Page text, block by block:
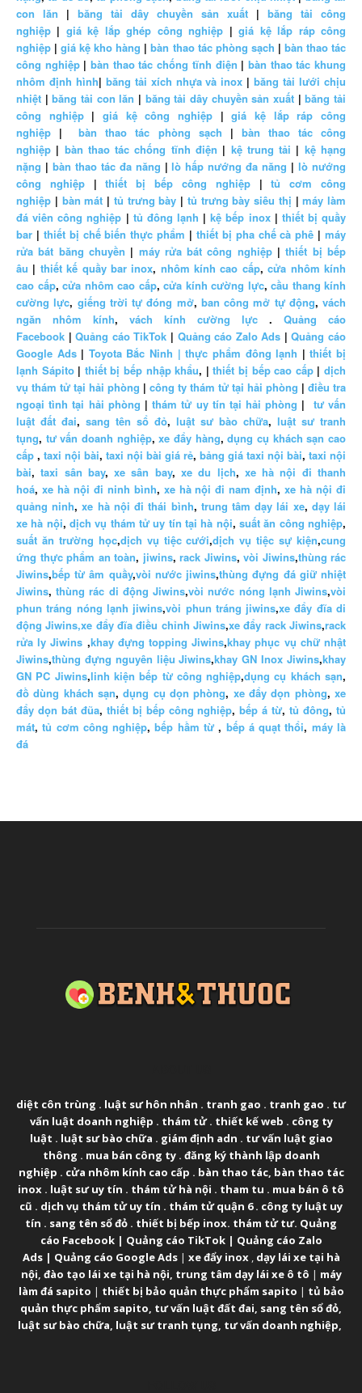
con lăn | băng tải dây chuyền sản xuất | băng tải công
nghiệp | giá kệ lắp ghép công nghiệp |giá kệ lắp ráp công
nghiệp |giá kệ kho hàng |bàn thao tác phòng sạch | bàn thao tác
công nghiệp|bàn thao tác chống tĩnh điện | bàn thao tác khung
nhôm định hình| băng tải xích nhựa và inox |băng tải lưới chịu
nhiệt |băng tải con lăn | băng tải dây chuyền sản xuất |băng tải
công nghiệp|giá kệ công nghiệp |giá kệ lắp ráp công
nghiệp |bàn thao tác phòng sạch | bàn thao tác công
nghiệp | bàn thao tác chống tĩnh điện | kệ trung tải | kệ hạng
nặng | bàn thao tác đa năng |lò hấp nướng đa năng |lò nướng
công nghiệp|thiết bị bếp công nghiệp|tủ cơm công
nghiệp | bàn mát | tủ trưng bày | tủ trưng bày siêu thị |máy làm
đá viên công nghiệp | tủ đông lạnh |kệ bếp inox| thiết bị quầy
bar | thiết bị chế biến thực phẩm | thiết bị pha chế cà phê | máy
rửa bát băng chuyền | máy rửa bát công nghiệp|thiết bị bếp
âu | thiết kế quầy bar inox, nhôm kính cao cấp,cửa nhôm kính
cao cấp, cửa nhôm cao cấp, cửa kính cường lực, cầu thang kính
cường lực, giếng trời tự đóng mở, ban công mở tự động, vách
ngăn nhôm kính, vách kính cường lực . Quảng cáo
Facebook |Quảng cáo TikTok | Quảng cáo Zalo Ads |Quảng cáo
Google Ads| Toyota Bắc Ninh | thực phẩm đông lạnh |thiết bị
lạnh Sápito | thiết bị bếp nhập khẩu, |thiết bị bếp cao cấp|dịch
vụ thám tử tại hải phòng | công ty thám tử tại hải phòng | điều tra
ngoại tình tại hải phòng |thám tử uy tín tại hải phòng | tư vấn
luật đất đai, sang tên sổ đỏ, luật sư bào chữa, luật sư tranh
tụng, tư vấn doanh nghiệp,xe đẩy hàng,dụng cụ khách sạn cao
cấp , taxi nội bài, taxi nội bài giá rẻ, bảng giá taxi nội bài, taxi nội
bài,taxi sân bay,xe sân bay,xe du lịch, xe hà nội đi thanh
hoá, xe hà nội đi ninh bình, xe hà nội đi nam định,xe hà nội đi
quảng ninh,xe hà nội đi thái bình, trung tâm dạy lái xe, dạy lái
xe hà nội,dịch vụ thám tử uy tín tại hà nội,suất ăn công nghiệp,
suất ăn trường học,dịch vụ tiệc cưới,dịch vụ tiệc sự kiện,cung
ứng thực phẩm an toàn, jiwins, rack Jiwins, vòi Jiwins,thùng rác
Jiwins,bếp từ âm quầy,vòi nước jiwins,thùng đựng đá giữ nhiệt
Jiwins,thùng rác di động Jiwins,vòi nước nóng lạnh Jiwins,vòi
phun tráng nóng lạnh jiwins,vòi phun tráng jiwins,xe đẩy đĩa di
động Jiwins,xe đẩy đĩa điều chỉnh Jiwins,xe đẩy rack Jiwins,rack
rửa ly Jiwins ,khay đựng topping Jiwins,khay phục vụ chữ nhật
Jiwins,thùng đựng nguyên liệu Jiwins,khay GN Inox Jiwins,khay
GN PC Jiwins,linh kiện bếp từ công nghiệp,dụng cụ khách sạn,
đồ dùng khách sạn,dụng cụ dọn phòng, xe đẩy dọn phòng,xe
đẩy dọn bát đũa, thiết bị bếp công nghiệp,bếp á từ,tủ đông,tủ
mát,tủ cơm công nghiệp,bếp hầm từ , bếp á quạt thổi, máy là
đá
diệt côn trùng . luật sư hôn nhân . tranh gao . tranh gao . tư
vấn luật doanh nghiệp . thám tử. thiết kế web . công ty
luật . luật sư bào chữa . giám định adn . tư vấn luật giao
thông . mua bán công ty. đăng ký thành lập doanh
nghiệp . cửa nhôm kính cao cấp . bàn thao tác, bàn thao tác
inox . luật sư uy tín . thám tử hà nội . tham tu . mua bán ô tô
cũ . dịch vụ thám tử uy tín . thám tử quận 6. công ty luật uy
tín . sang tên sổ đỏ . thiết bị bếp inox. thám tử tư. Quảng
cáo Facebook| Quảng cáo TikTok| Quảng cáo Zalo
Ads| Quảng cáo Google Ads| xe đẩy inox, dạy lái xe tại hà
nội, đào tạo lái xe tại hà nội, trung tâm dạy lái xe ô tô | máy
làm đá sapito | thiết bị bảo quản thực phẩm sapito | tủ bảo
quản thực phẩm sapito, tư vấn luật đất đai, sang tên sổ đỏ,
luật sư bào chữa, luật sư tranh tụng, tư vấn doanh nghiệp,